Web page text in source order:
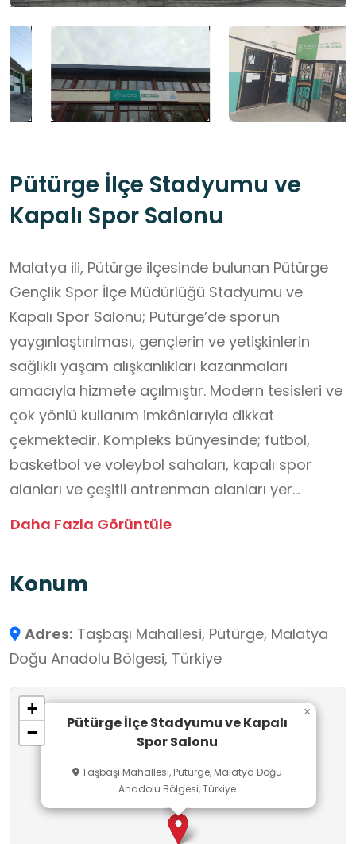
Pütürge İlçe Stadyumu ve
Kapalı Spor Salonu
Malatya ili, Pütürge ilçesinde bulunan Pütürge
Gençlik Spor İlçe Müdürlüğü Stadyumu ve
Kapalı Spor Salonu; Pütürge’de sporun
yaygınlaştırılması, gençlerin ve yetişkinlerin
sağlıklı yaşam alışkanlıkları kazanmaları
amacıyla hizmete açılmıştır. Modern tesisleri ve
çok yönlü kullanım imkânlarıyla dikkat
çekmektedir. Kompleks bünyesinde; futbol,
basketbol ve voleybol sahaları, kapalı spor
alanları ve çeşitli antrenman alanları yer
almakta olup hem bireysel sporlara hem de
turnuva ve sportif faaliyetler ile çocuklardan
kadar her yaştan vatandaşımıza hizmet
verilmektedir.
Daha Fazla Görüntüle
Konum
Adres: Taşbaşı Mahallesi, Pütürge, Malatya
Doğu Anadolu Bölgesi, Türkiye
Pütürge İlçe Stadyumu ve Kapalı
Spor Salonu
Taşbaşı Mahallesi, Pütürge, Malatya Doğu
Anadolu Bölgesi, Türkiye
×
+
−